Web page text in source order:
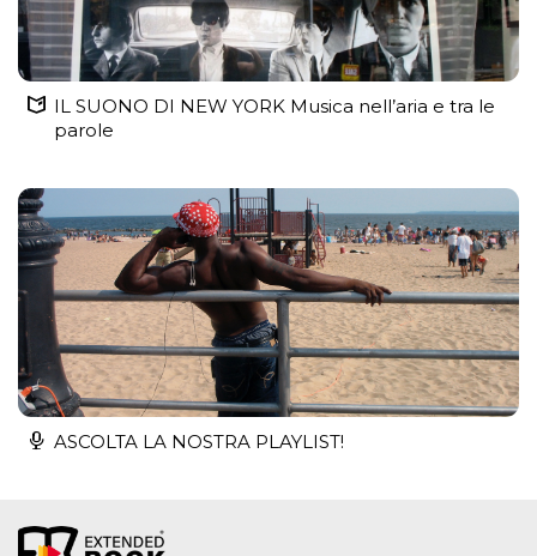
IL SUONO DI NEW YORK Musica nell’aria e tra le
parole
ASCOLTA LA NOSTRA PLAYLIST!